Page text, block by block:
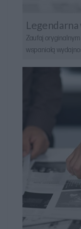
Zaufaj
wspaniałą